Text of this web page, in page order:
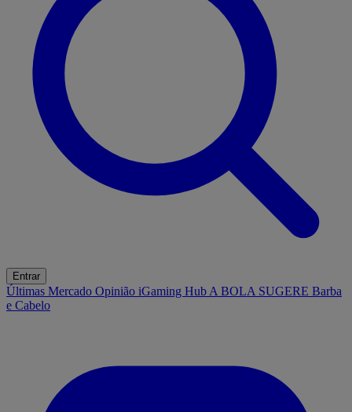
Entrar
Últimas Mercado Opinião iGaming Hub A BOLA SUGERE Barba
e Cabelo